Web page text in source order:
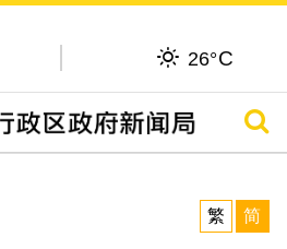
26°C
搜寻
繁
简